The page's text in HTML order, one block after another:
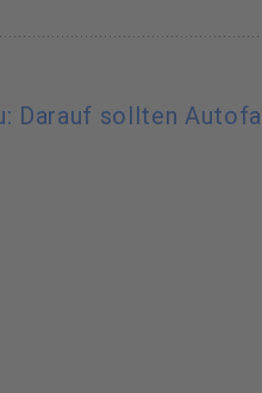
Darauf sollten